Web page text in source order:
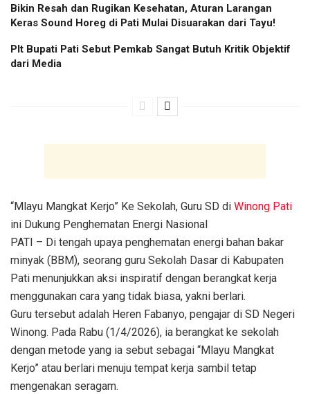
Bikin Resah dan Rugikan Kesehatan, Aturan Larangan
Keras Sound Horeg di Pati Mulai Disuarakan dari Tayu!
Plt Bupati Pati Sebut Pemkab Sangat Butuh Kritik Objektif
dari Media
“Mlayu Mangkat Kerjo” Ke Sekolah, Guru SD di Winong Pati
ini Dukung Penghematan Energi Nasional
PATI – Di tengah upaya penghematan energi bahan bakar
minyak (BBM), seorang guru Sekolah Dasar di Kabupaten
Pati menunjukkan aksi inspiratif dengan berangkat kerja
menggunakan cara yang tidak biasa, yakni berlari.
Guru tersebut adalah Heren Fabanyo, pengajar di SD Negeri
Winong. Pada Rabu (1/4/2026), ia berangkat ke sekolah
dengan metode yang ia sebut sebagai “Mlayu Mangkat
Kerjo” atau berlari menuju tempat kerja sambil tetap
mengenakan seragam.